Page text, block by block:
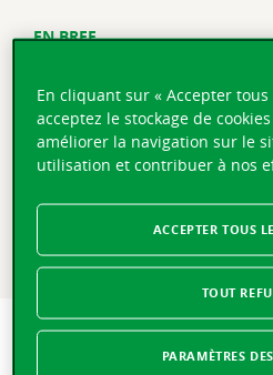
EN BREF
centrale à Lucerne célèbre
aujourd'hui à 18h en présence
de la Vaudoise. C'est
généraux Rouven Blattner et
pignon sur rue. De nombreux
communication sont prévus en
jubilé.
Vaudoise Assurances : l'agence
à Lucerne célèbre ses 100 ans
En cliquant sur « Accepter tous
acceptez le stockage de
améliorer la navigation sur le
utilisation et contribuer à nos
TOUT
ACCEPTER TOUS
PARAMÈTRES